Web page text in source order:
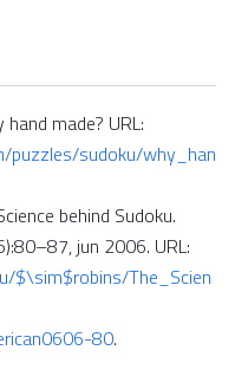
made? URL:
puzzles/sudoku/why_han
behind Sudoku.
jun 2006. URL:
$\sim$robins/The_Scien
80.